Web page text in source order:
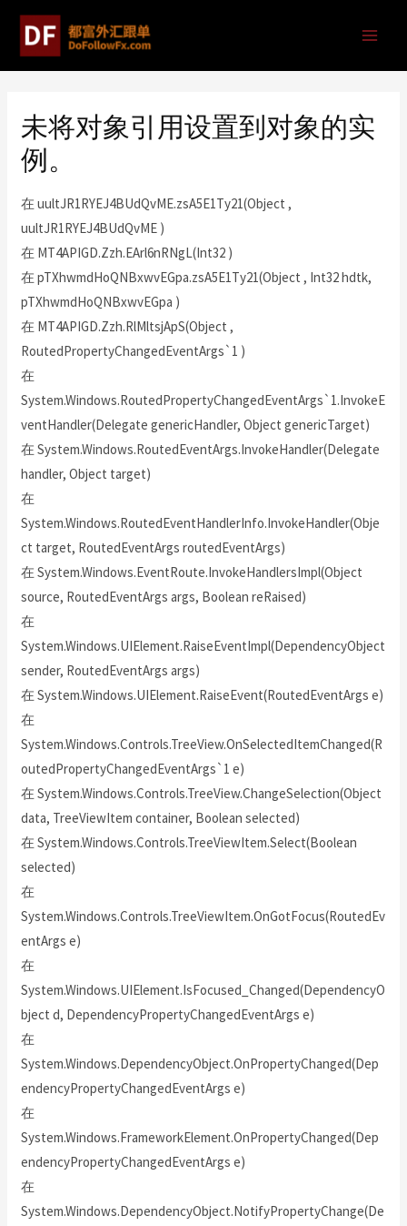
未将对象引用设置到对象的实
例。
在 uultJR1RYEJ4BUdQvME.zsA5E1Ty21(Object ,
uultJR1RYEJ4BUdQvME )
在 MT4APIGD.Zzh.EArl6nRNgL(Int32 )
在 pTXhwmdHoQNBxwvEGpa.zsA5E1Ty21(Object , Int32 hdtk,
pTXhwmdHoQNBxwvEGpa )
在 MT4APIGD.Zzh.RlMltsjApS(Object ,
RoutedPropertyChangedEventArgs`1 )
在
System.Windows.RoutedPropertyChangedEventArgs`1.InvokeE
ventHandler(Delegate genericHandler, Object genericTarget)
在 System.Windows.RoutedEventArgs.InvokeHandler(Delegate
handler, Object target)
在
System.Windows.RoutedEventHandlerInfo.InvokeHandler(Obje
ct target, RoutedEventArgs routedEventArgs)
在 System.Windows.EventRoute.InvokeHandlersImpl(Object
source, RoutedEventArgs args, Boolean reRaised)
在
System.Windows.UIElement.RaiseEventImpl(DependencyObject
sender, RoutedEventArgs args)
在 System.Windows.UIElement.RaiseEvent(RoutedEventArgs e)
在
System.Windows.Controls.TreeView.OnSelectedItemChanged(R
outedPropertyChangedEventArgs`1 e)
在 System.Windows.Controls.TreeView.ChangeSelection(Object
data, TreeViewItem container, Boolean selected)
在 System.Windows.Controls.TreeViewItem.Select(Boolean
selected)
在
System.Windows.Controls.TreeViewItem.OnGotFocus(RoutedEv
entArgs e)
在
System.Windows.UIElement.IsFocused_Changed(DependencyO
bject d, DependencyPropertyChangedEventArgs e)
在
System.Windows.DependencyObject.OnPropertyChanged(Dep
endencyPropertyChangedEventArgs e)
在
System.Windows.FrameworkElement.OnPropertyChanged(Dep
endencyPropertyChangedEventArgs e)
在
System.Windows.DependencyObject.NotifyPropertyChange(De